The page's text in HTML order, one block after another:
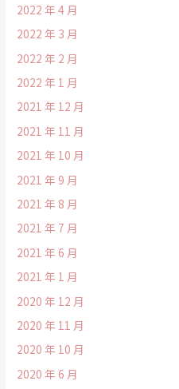
2022 年 4 月
2022 年 3 月
2022 年 2 月
2022 年 1 月
2021 年 12 月
2021 年 11 月
2021 年 10 月
2021 年 9 月
2021 年 8 月
2021 年 7 月
2021 年 6 月
2021 年 1 月
2020 年 12 月
2020 年 11 月
2020 年 10 月
2020 年 6 月